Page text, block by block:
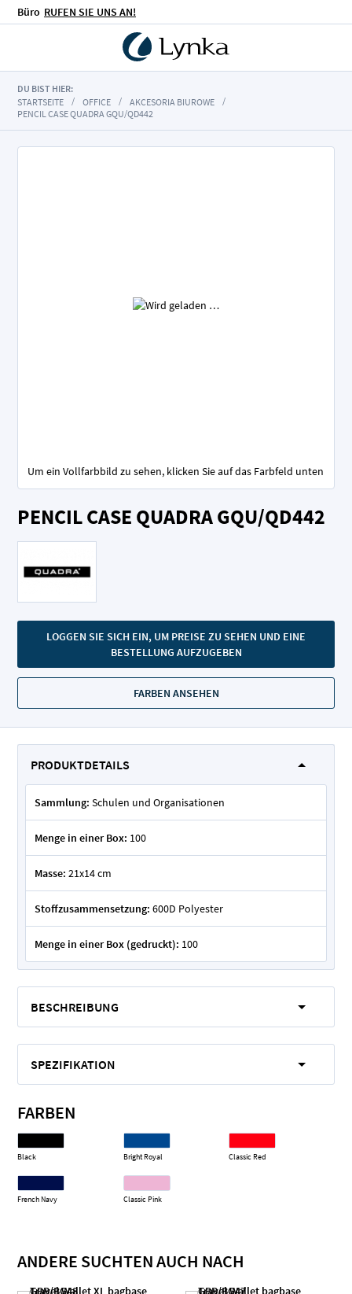
Büro RUFEN SIE UNS AN!
DU BIST HIER:
STARTSEITE
OFFICE
AKCESORIA BIUROWE
PENCIL CASE QUADRA GQU/QD442
PENCIL CASE QUADRA GQU/QD442
LOGGEN SIE SICH EIN, UM PREISE ZU SEHEN UND EINE
BESTELLUNG AUFZUGEBEN
FARBEN ANSEHEN
Um ein Vollfarbbild zu sehen, klicken Sie auf das Farbfeld unten
Anfang
der
Bildgalerie
PRODUKTDETAILS
Sammlung: Schulen und Organisationen
Menge in einer Box: 100
Masse: 21x14 cm
Stoffzusammensetzung: 600D Polyester
Menge in einer Box (gedruckt): 100
BESCHREIBUNG
SPEZIFIKATION
FARBEN
Black Bright Royal Classic Red
French Navy Classic Pink
ANDERE SUCHTEN AUCH NACH